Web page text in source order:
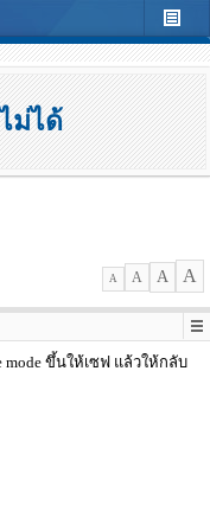
ม่ได้
A A A A
mode ขึ้นให้เซฟ แล้วให้กลับ